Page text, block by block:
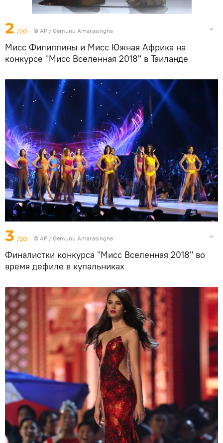
2 /20 © AP / Gemunu Amarasinghe
Мисс Филиппины и Мисс Южная Африка на
конкурсе "Мисс Вселенная 2018" в Таиланде
3 /20 © AP / Gemunu Amarasinghe
Финалистки конкурса "Мисс Вселенная 2018" во
время дефиле в купальниках